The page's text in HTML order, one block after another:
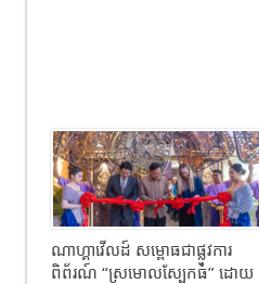
ណាហ្គាវើលដ៍ សម្ពោធជាផ្លូវការ
ពិព័រណ៍ “ស្រមោលស្បែកធំ” ដោយ